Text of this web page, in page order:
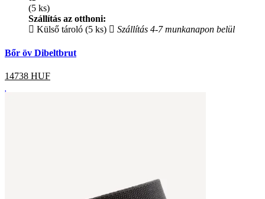
(5 ks)
Szállítás az otthoni:
Külső tároló (5 ks)
Szállítás 4-7 munkanapon belül
Bőr öv Dibeltbrut
14738 HUF